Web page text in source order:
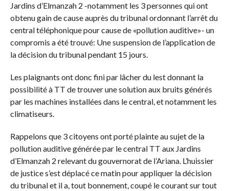
Jardins d’Elmanzah 2 -notamment les 3 personnes qui ont
obtenu gain de cause auprès du tribunal ordonnant l’arrêt du
central téléphonique pour cause de «pollution auditive»- un
compromis a été trouvé: Une suspension de l’application de
la décision du tribunal pendant 15 jours.
Les plaignants ont donc fini par lâcher du lest donnant la
possibilité à TT de trouver une solution aux bruits générés
par les machines installées dans le central, et notamment les
climatiseurs.
Rappelons que 3 citoyens ont porté plainte au sujet de la
pollution auditive générée par le central TT aux Jardins
d’Elmanzah 2 relevant du gouvernorat de l’Ariana. L’huissier
de justice s’est déplacé ce matin pour appliquer la décision
du tribunal et il a, tout bonnement, coupé le courant sur tout